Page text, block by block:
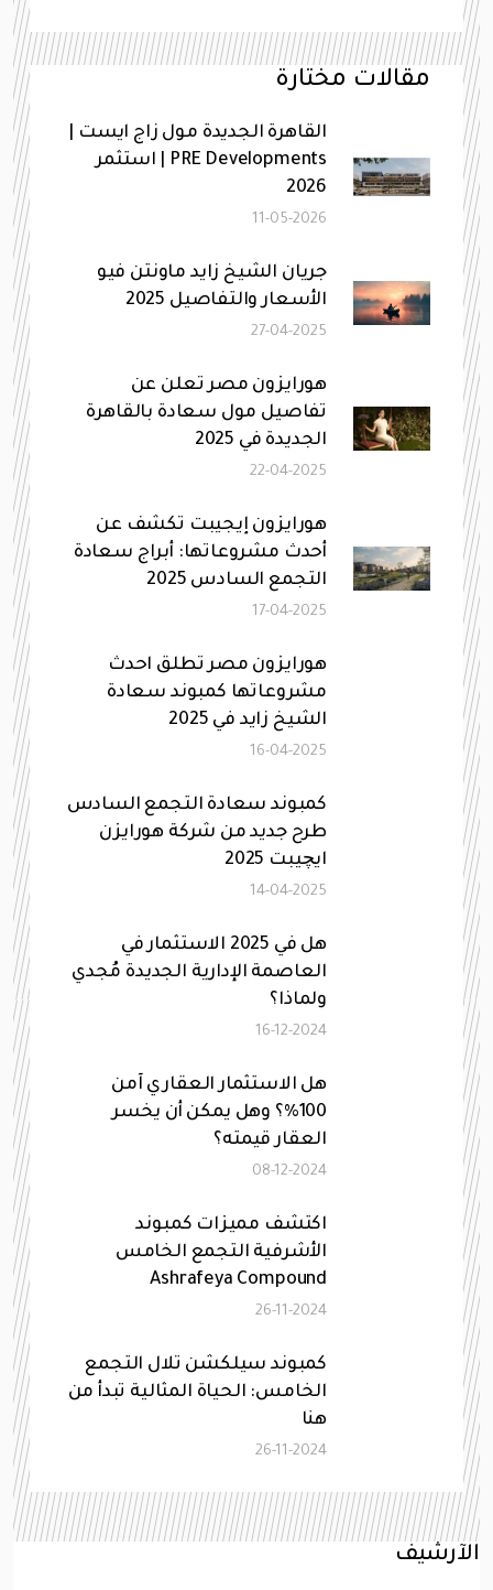
مقالات مختارة
القاهرة الجديدة مول زاج ايست |
PRE Developments | استثمر
2026
11-05-2026
جريان الشيخ زايد ماونتن فيو
الأسعار والتفاصيل 2025
27-04-2025
هورايزون مصر تعلن عن
تفاصيل مول سعادة بالقاهرة
الجديدة في 2025
22-04-2025
هورايزون إيجيبت تكشف عن
أحدث مشروعاتها: أبراج سعادة
التجمع السادس 2025
17-04-2025
هورايزون مصر تطلق احدث
مشروعاتها كمبوند سعادة
الشيخ زايد في 2025
16-04-2025
كمبوند سعادة التجمع السادس
طرح جديد من شركة هورايزن
ايچيبت 2025
14-04-2025
هل في 2025 الاستثمار في
العاصمة الإدارية الجديدة مُجدي
ولماذا؟
16-12-2024
هل الاستثمار العقاري آمن
100%؟ وهل يمكن أن يخسر
العقار قيمته؟
08-12-2024
اكتشف مميزات كمبوند
الأشرفية التجمع الخامس
Ashrafeya Compound
26-11-2024
كمبوند سيلكشن تلال التجمع
الخامس: الحياة المثالية تبدأ من
هنا
26-11-2024
الآرشيف